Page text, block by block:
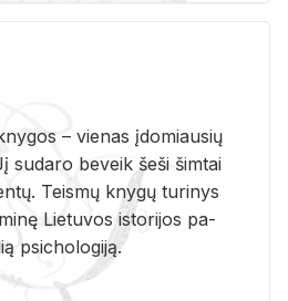
– vie­nas įdo­miau­sių
su­da­ro be­veik šeši šim­tai
Teis­mų kny­gų tu­ri­nys
Lie­tu­vos is­to­ri­jos pa­
psi­cho­lo­gi­ją.